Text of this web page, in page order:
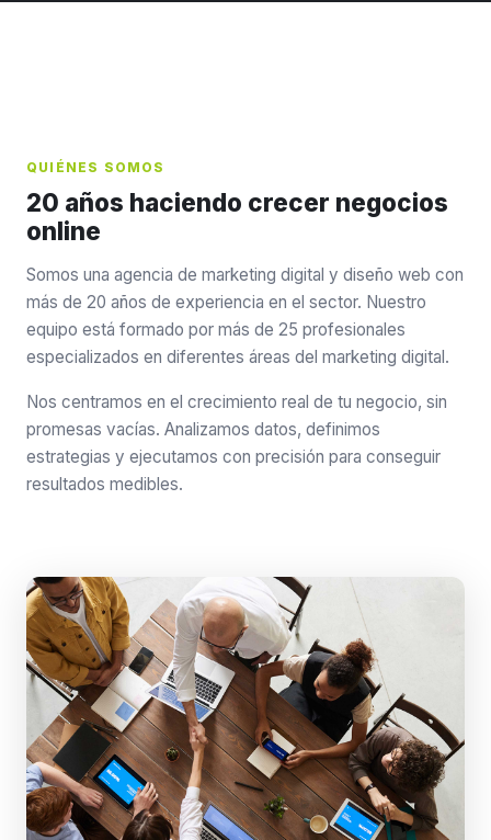
QUIÉNES SOMOS
20 años haciendo crecer negocios
online
Somos una agencia de marketing digital y diseño web con
más de 20 años de experiencia en el sector. Nuestro
equipo está formado por más de 25 profesionales
especializados en diferentes áreas del marketing digital.
Nos centramos en el crecimiento real de tu negocio, sin
promesas vacías. Analizamos datos, definimos
estrategias y ejecutamos con precisión para conseguir
resultados medibles.